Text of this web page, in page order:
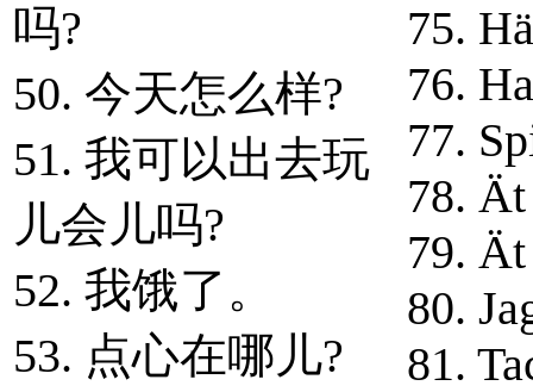
吗?
50. 今天怎么样?
51. 我可以出去玩
儿会儿吗?
52. 我饿了。
53. 点心在哪儿?
75.
76.
77.
78.
79.
80.
81.